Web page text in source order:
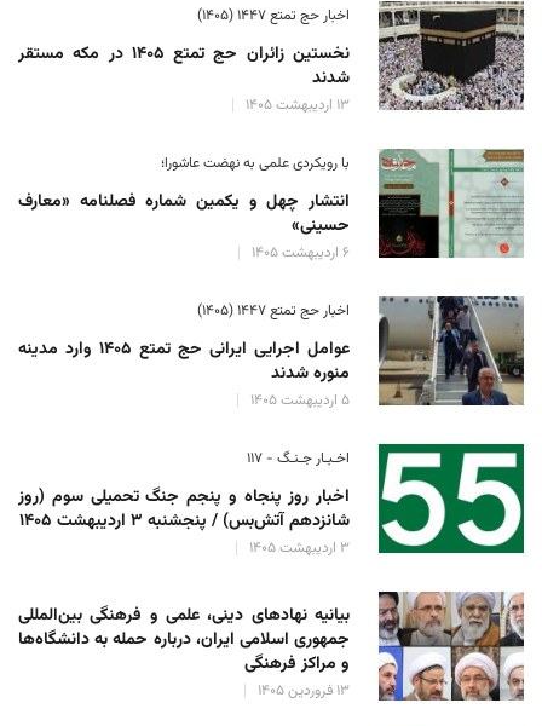
اخبار حج تمتع ۱۴۴۷ (۱۴۰۵)
نخستین زائران حج تمتع ۱۴۰۵ در مکه مستقر
شدند
۱۳ اردیبهشت ۱۴۰۵
با رویکردی علمی به نهضت عاشورا؛
انتشار چهل و یکمین شماره فصلنامه «معارف
حسینی»
۶ اردیبهشت ۱۴۰۵
اخبار حج تمتع ۱۴۴۷ (۱۴۰۵)
عوامل اجرایی ایرانی حج تمتع ۱۴۰۵ وارد مدینه
منوره ‌شدند
۵ اردیبهشت ۱۴۰۵
اخـبـار جـنـگ - ۱۱۷
اخبار روز پنجاه و پنجم جنگ تحمیلی سوم (روز
شانزدهم آتش‌بس) / پنجشنبه ۳ اردیبهشت ۱۴۰۵
۳ اردیبهشت ۱۴۰۵
بیانیه نهادهای دینی، علمی و فرهنگی بین‌المللی
جمهوری اسلامی ایران، درباره حمله به دانشگاه‌ها
و مراکز فرهنگی
۱۳ فروردین ۱۴۰۵